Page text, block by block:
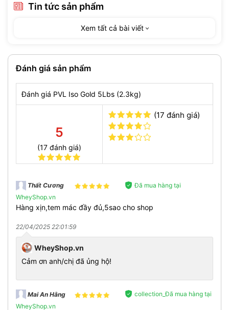
ƯU ĐIỂM CỦA SẢN PHẨM
Sử dụng Whey Protein Isolate tinh khiết và Whey Protein
Hydrolyzed hầu như không chứa tạp chất, hấp thu
nhanh chóng.
27g protein/ serving giúp cơ bắp phát triển một cách tối
ưu nhất.
1 Tỷ lợi khuẩn CFU Probiotic và enzyme - hỗ trợ cho
người có hệ tiêu hóa kém, không làm đầy bụng, khó
Tin tức sản phẩm
Xem tất cả bài viết
Đánh giá sản phẩm
Đánh giá PVL Iso Gold 5Lbs (2.3kg)
5
(17 đánh giá)
(17 đánh giá)
Thất Cương
Đã mua hàng tại
WheyShop.vn
Hàng xịn,tem mác đầy đủ,5sao cho shop
22/04/2025 22:01:59
WheyShop.vn
Cảm ơn anh/chị đã ủng hộ!
Mai An Hằng
collection_Đã mua hàng tại
WheyShop.vn